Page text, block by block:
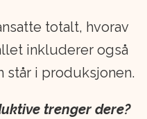
totalt, hvorav
inkluderer også
i produksjonen.
trenger dere?